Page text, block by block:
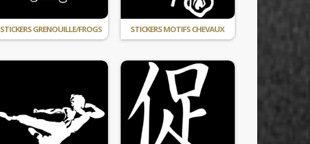
STICKERS GRENOUILLE/FROGS STICKERS MOTIFS CHEVAUX